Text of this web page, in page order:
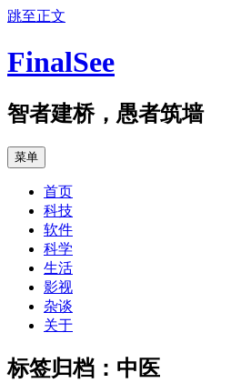
跳至正文
FinalSee
智者建桥，愚者筑墙
菜单
首页
科技
软件
科学
生活
影视
杂谈
关于
标签归档： 中医